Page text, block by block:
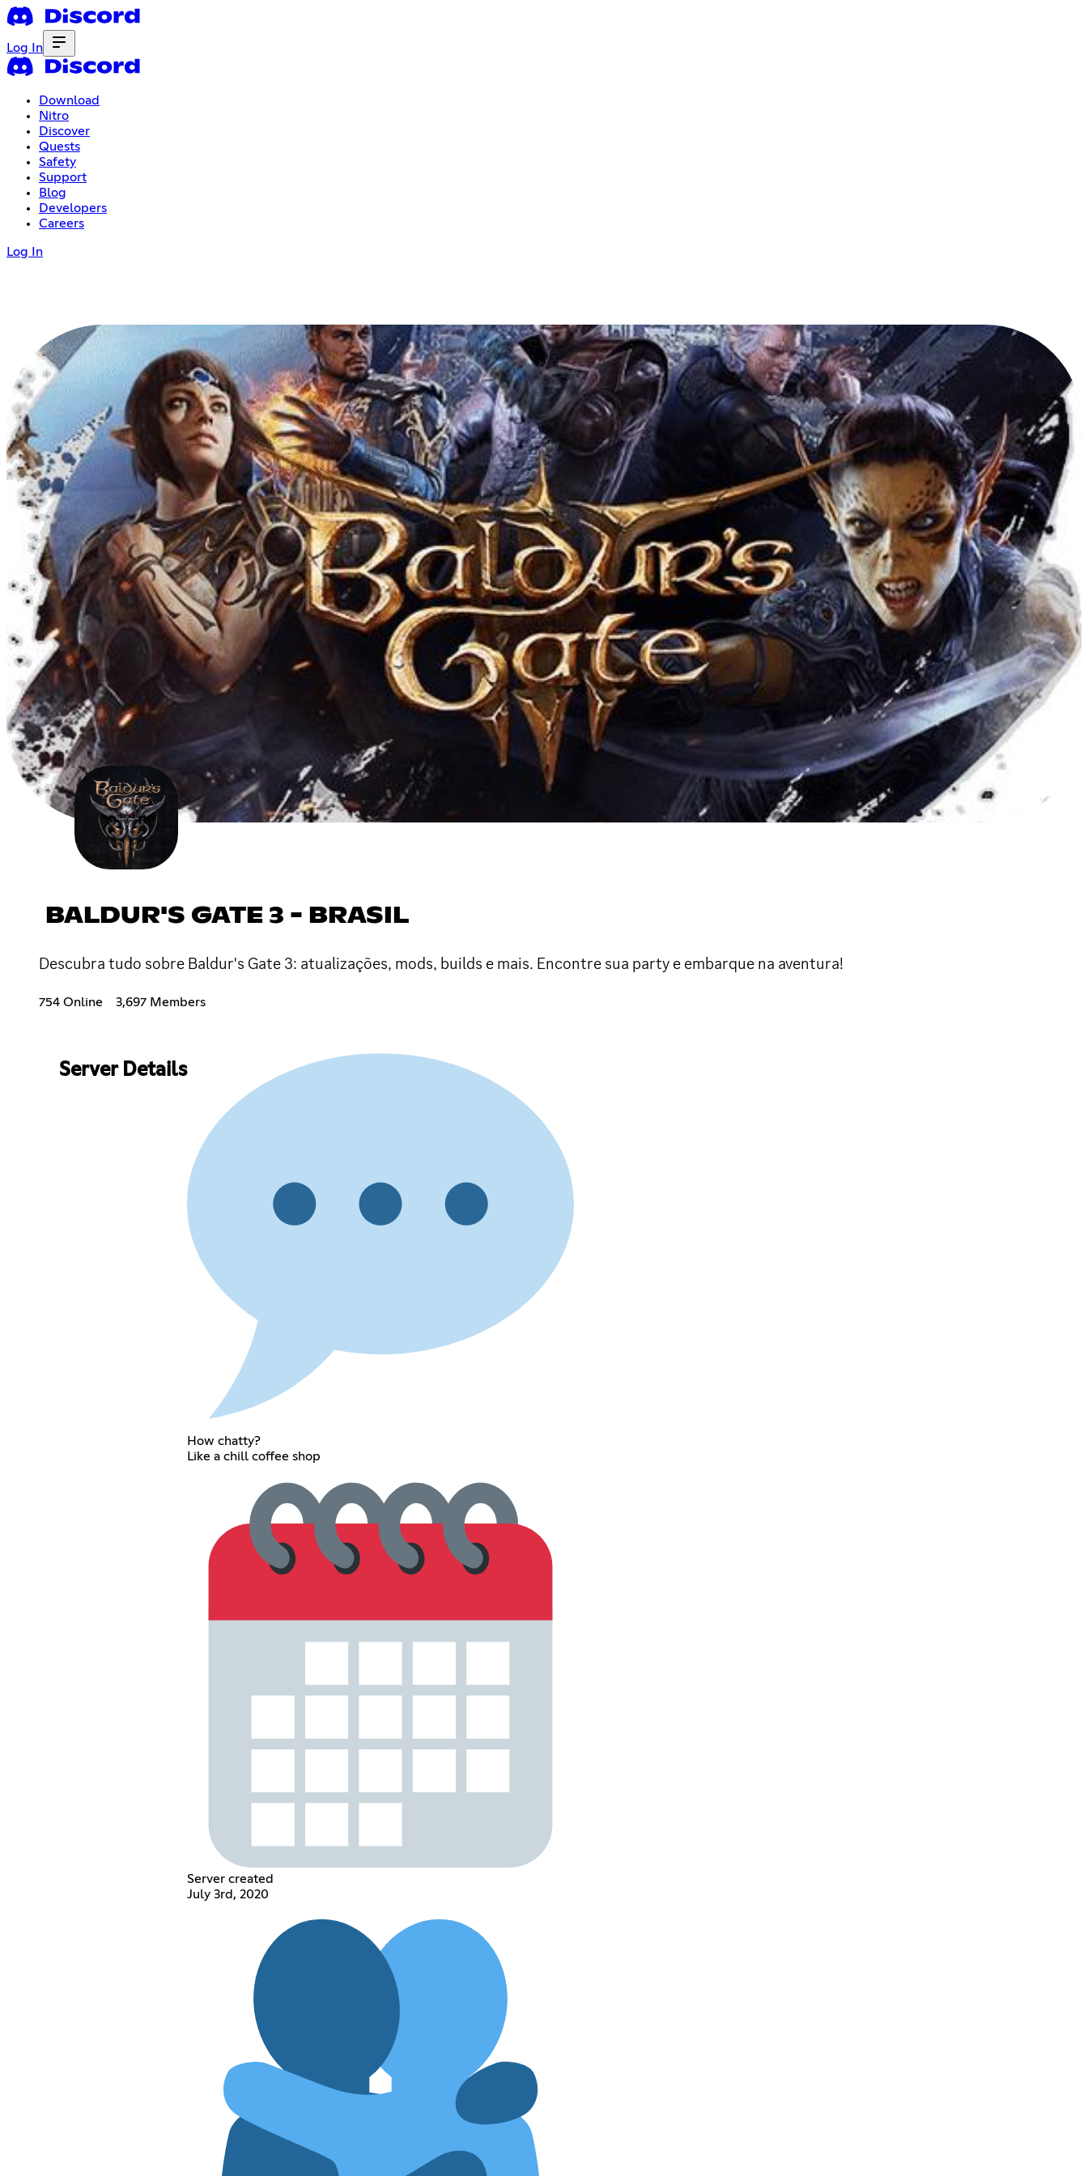
Log In
Download
Nitro
Discover
Quests
Safety
Support
Blog
Developers
Careers
Log In
BALDUR'S GATE 3 - BRASIL
Descubra tudo sobre Baldur's Gate 3: atualizações, mods, builds e mais. Encontre sua party e embarque na aventura!
754 Online 3,697 Members
Server Details
How chatty?
Like a chill coffee shop
Server created
July 3rd, 2020